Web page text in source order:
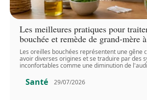
Les meilleures pratiques pour
bouchée et remède de grand-mère
Les oreilles bouchées représentent une gêne
avoir diverses origines et se traduire par des
inconfortables comme une diminution de
Santé 29/07/2026